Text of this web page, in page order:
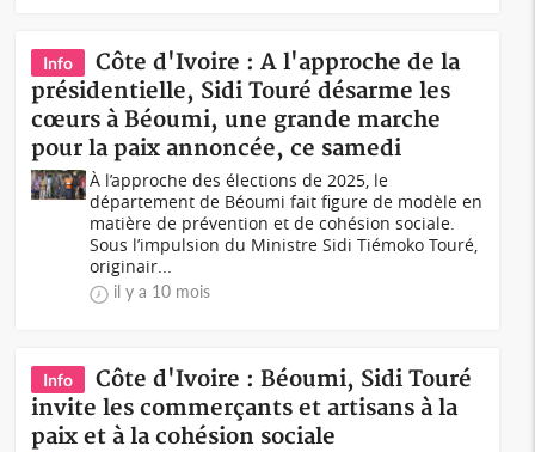
Info
Côte d'Ivoire : A l'approche de la
présidentielle, Sidi Touré désarme les
cœurs à Béoumi, une grande marche
pour la paix annoncée, ce samedi
À l’approche des élections de 2025, le
département de Béoumi fait figure de modèle en
matière de prévention et de cohésion sociale.
Sous l’impulsion du Ministre Sidi Tiémoko Touré,
originair...
il y a 10 mois
Info
Côte d'Ivoire : Béoumi, Sidi Touré
invite les commerçants et artisans à la
paix et à la cohésion sociale